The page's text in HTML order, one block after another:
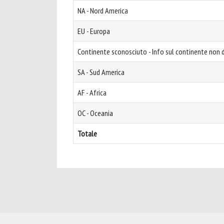
NA - Nord America
EU - Europa
Continente sconosciuto - Info sul continente non
SA - Sud America
AF - Africa
OC - Oceania
Totale